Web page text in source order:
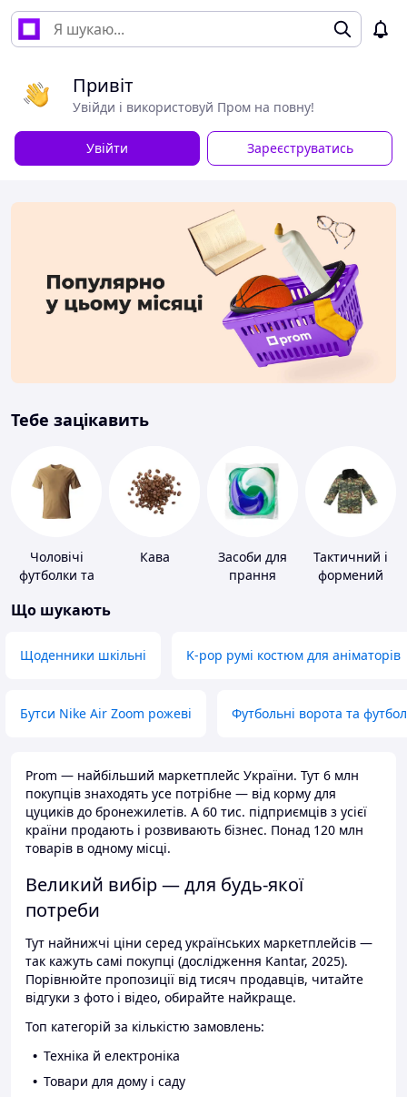
Привіт
Увійди і використовуй Пром на повну!
Увійти Зареєструватись
Тебе зацікавить
Чоловічі
футболки та
Кава
Засоби для
прання
Тактичний і
формений
Що шукають
Щоденники шкільні K-pop румі костюм для аніматорів
Бутси Nike Air Zoom рожеві Футбольні ворота та
Prom — найбільший маркетплейс України. Тут 6 млн
покупців знаходять усе потрібне — від корму для
цуциків до бронежилетів. А 60 тис. підприємців з усієї
країни продають і розвивають бізнес. Понад 120 млн
товарів в одному місці.
Великий вибір — для будь-якої
потреби
Тут найнижчі ціни серед українських маркетплейсів —
так кажуть самі покупці (дослідження Kantar, 2025).
Порівнюйте пропозиції від тисяч продавців, читайте
відгуки з фото і відео, обирайте найкраще.
Топ категорій за кількістю замовлень:
Техніка й електроніка
Товари для дому і саду